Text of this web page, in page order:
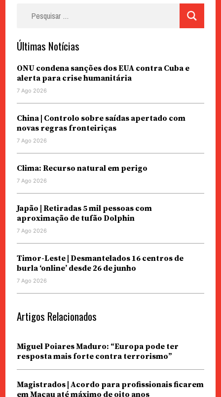
Últimas Notícias
ONU condena sanções dos EUA contra Cuba e
alerta para crise humanitária
7 Ago 2026
China | Controlo sobre saídas apertado com
novas regras fronteiriças
7 Ago 2026
Clima: Recurso natural em perigo
7 Ago 2026
Japão | Retiradas 5 mil pessoas com
aproximação de tufão Dolphin
7 Ago 2026
Timor-Leste | Desmantelados 16 centros de
burla ‘online’ desde 26 de junho
7 Ago 2026
Artigos Relacionados
Miguel Poiares Maduro: “Europa pode ter
resposta mais forte contra terrorismo”
Magistrados | Acordo para profissionais ficarem
em Macau até máximo de oito anos